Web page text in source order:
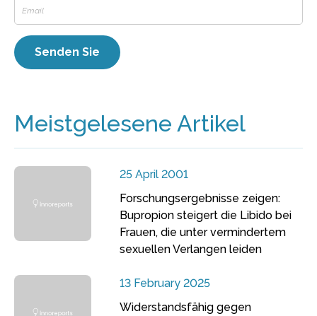
Meistgelesene Artikel
25 April 2001
Forschungsergebnisse zeigen:
Bupropion steigert die Libido bei
Frauen, die unter vermindertem
sexuellen Verlangen leiden
13 February 2025
Widerstandsfähig gegen